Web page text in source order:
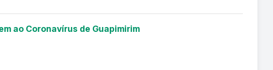
ao Coronavírus de Guapimirim